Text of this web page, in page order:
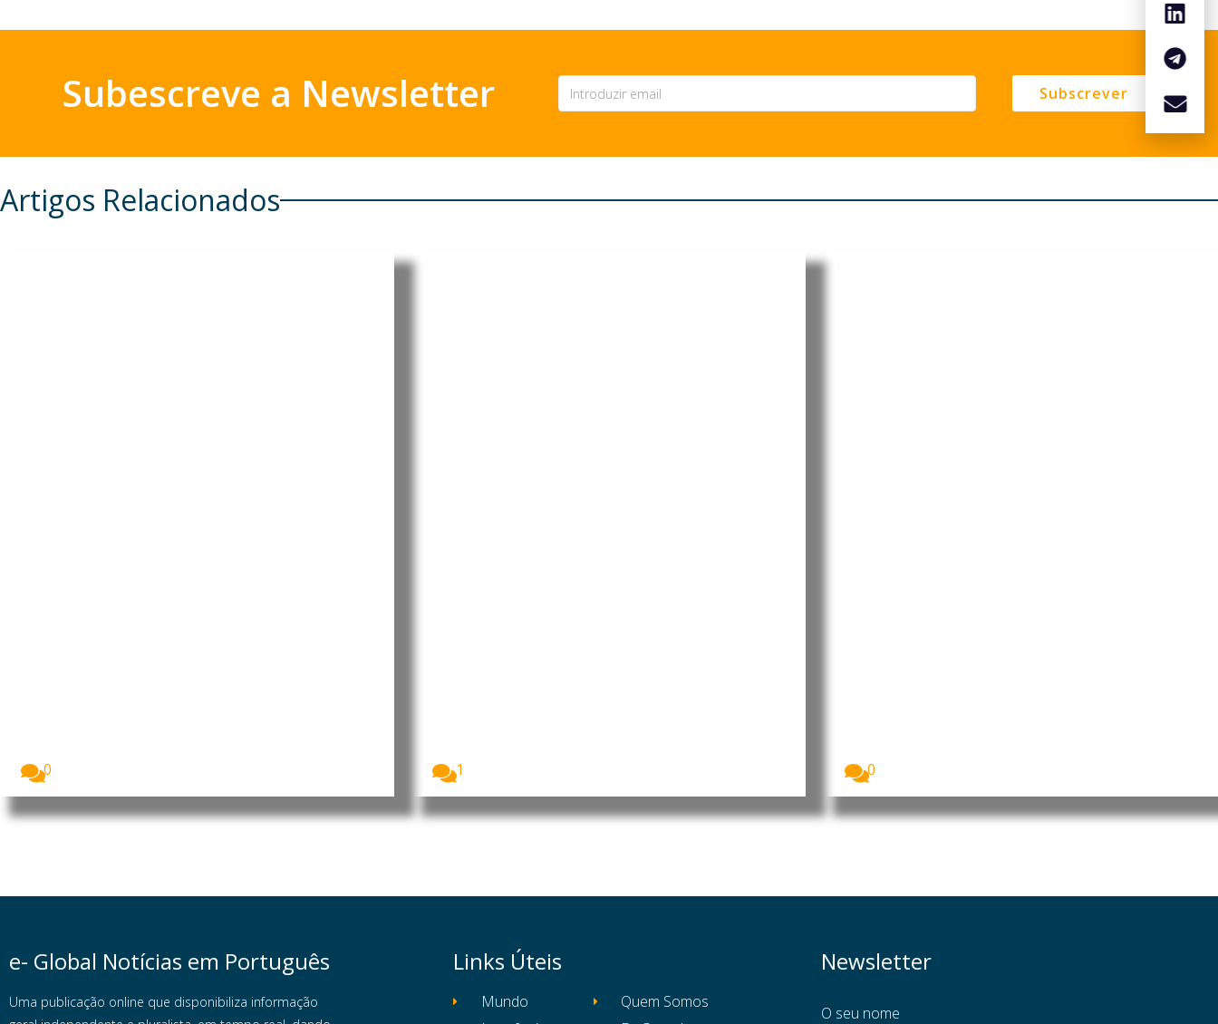
Subescreve a Newsletter Subscrever
Artigos Relacionados
0
1
0
e- Global Notícias em Português
Uma publicação online que disponibiliza informação
Links Úteis
Mundo
Quem Somos
Newsletter
O seu nome